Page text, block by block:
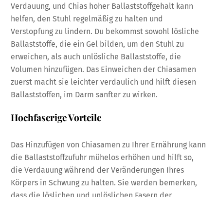
Verdauung, und Chias hoher Ballaststoffgehalt kann
helfen, den Stuhl regelmäßig zu halten und
Verstopfung zu lindern. Du bekommst sowohl lösliche
Ballaststoffe, die ein Gel bilden, um den Stuhl zu
erweichen, als auch unlösliche Ballaststoffe, die
Volumen hinzufügen. Das Einweichen der Chiasamen
zuerst macht sie leichter verdaulich und hilft diesen
Ballaststoffen, im Darm sanfter zu wirken.
Hochfaserige Vorteile
Das Hinzufügen von Chiasamen zu Ihrer Ernährung kann
die Ballaststoffzufuhr mühelos erhöhen und hilft so,
die Verdauung während der Veränderungen Ihres
Körpers in Schwung zu halten. Sie werden bemerken,